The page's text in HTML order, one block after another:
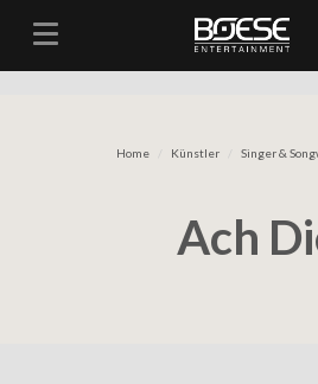
Home Künstler Singer &
Ach